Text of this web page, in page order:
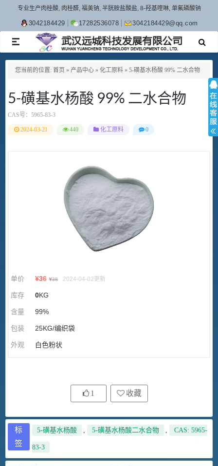
专业生产肉桂酸, 肉桂醛, 福美钠, 半胱胺盐酸盐, 8-羟基喹啉, 单氟磷酸钠
3042184429 17282536078 3042184429@qq.com
TOGGLE
NAVIGATION
您当前的位置: 首页 » 产品中心 » 化工原料 » 5-磺基水杨酸 99% 二水合物
5-磺基水杨酸 99% 二水合物
CAS号： 5965-83-3
2024-03-21 440 化工原料 0
单价 ¥36 ¥38 2024-04-02更新
库存 0KG
含量 99%
包装 25KG/编织袋
外观 白色粉状
1 收藏
标
签
5-磺基水杨酸 , 5-磺基水杨酸二水合物 , CAS: 5965-
83-3